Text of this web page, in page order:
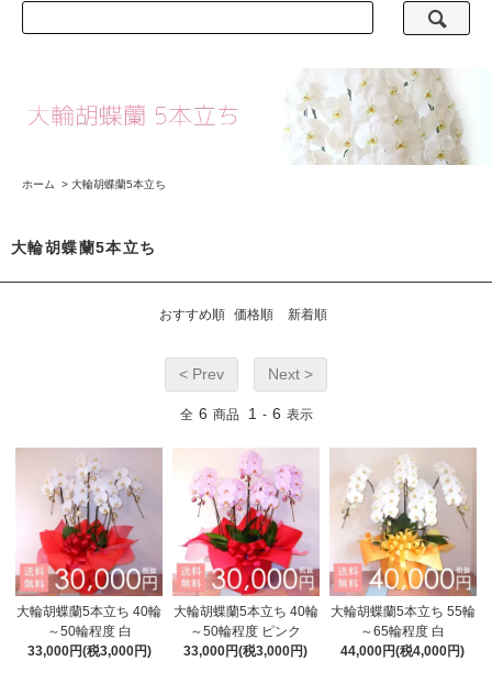
ホーム > 大輪胡蝶蘭5本立ち
大輪胡蝶蘭5本立ち
おすすめ順 価格順 新着順
< Prev Next >
全 6 商品 1 - 6 表示
大輪胡蝶蘭5本立ち 40輪
～50輪程度 白
33,000円(税3,000円)
大輪胡蝶蘭5本立ち 40輪
～50輪程度 ピンク
33,000円(税3,000円)
大輪胡蝶蘭5本立ち 55輪
～65輪程度 白
44,000円(税4,000円)